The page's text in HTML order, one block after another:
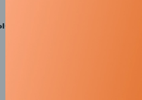
процедуры, триггеры.